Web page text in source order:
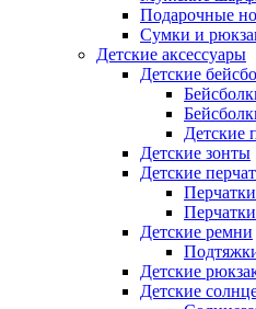
Подарочные
Сумки и
Детские аксессуары
Детские
Детские
Детские зонты
Детские
Детские ремни
Детские
Детские